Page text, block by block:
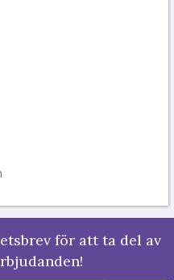
för att ta del av